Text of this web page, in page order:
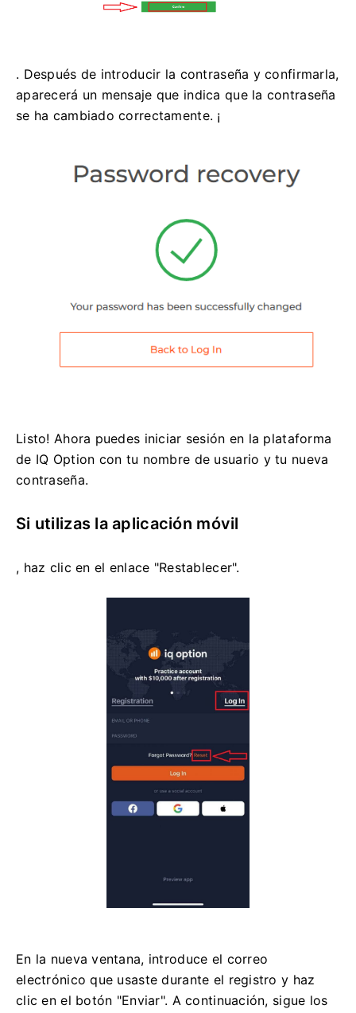
. Después de introducir la contraseña y confirmarla,
aparecerá un mensaje que indica que la contraseña
se ha cambiado correctamente. ¡
Listo! Ahora puedes iniciar sesión en la plataforma
de IQ Option con tu nombre de usuario y tu nueva
contraseña.
Si utilizas la aplicación móvil
, haz clic en el enlace "Restablecer".
En la nueva ventana, introduce el correo
electrónico que usaste durante el registro y haz
clic en el botón "Enviar". A continuación, sigue los